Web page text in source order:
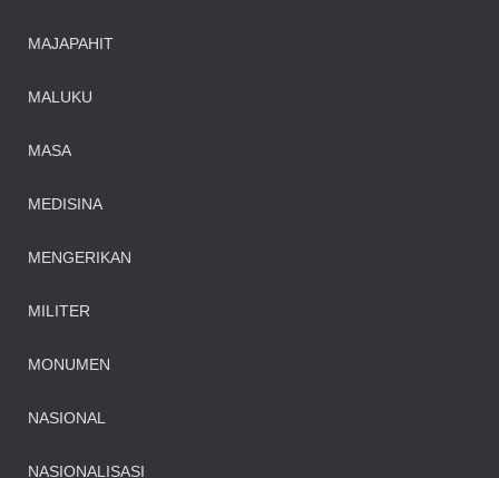
MAJAPAHIT
MALUKU
MASA
MEDISINA
MENGERIKAN
MILITER
MONUMEN
NASIONAL
NASIONALISASI